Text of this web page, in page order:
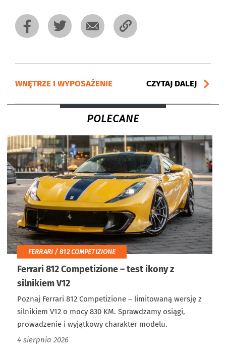
WNĘTRZE I WYPOSAŻENIE CZYTAJ DALEJ
POLECANE
FERRARI / 812 COMPETIZIONE
Ferrari 812 Competizione – test ikony z
silnikiem V12
Poznaj Ferrari 812 Competizione – limitowaną wersję z
silnikiem V12 o mocy 830 KM. Sprawdzamy osiągi,
prowadzenie i wyjątkowy charakter modelu.
4 sierpnia 2026